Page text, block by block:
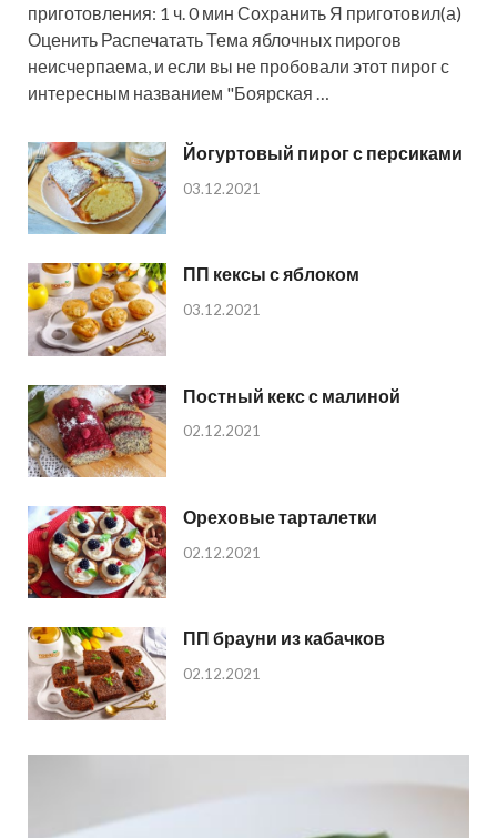
приготовления: 1 ч. 0 мин Сохранить Я приготовил(а)
Оценить Распечатать Тема яблочных пирогов
неисчерпаема, и если вы не пробовали этот пирог с
интересным названием "Боярская …
Йогуртовый пирог с персиками
03.12.2021
ПП кексы с яблоком
03.12.2021
Постный кекс с малиной
02.12.2021
Ореховые тарталетки
02.12.2021
ПП брауни из кабачков
02.12.2021